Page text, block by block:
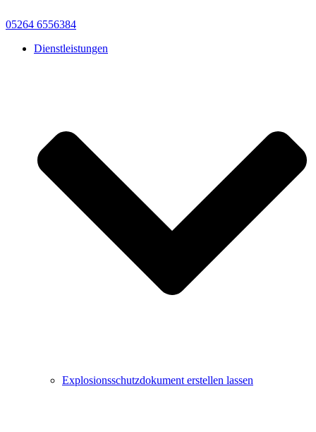
Inhalt
05264 6556384
Dienstleistungen
Explosionsschutzdokument erstellen lassen